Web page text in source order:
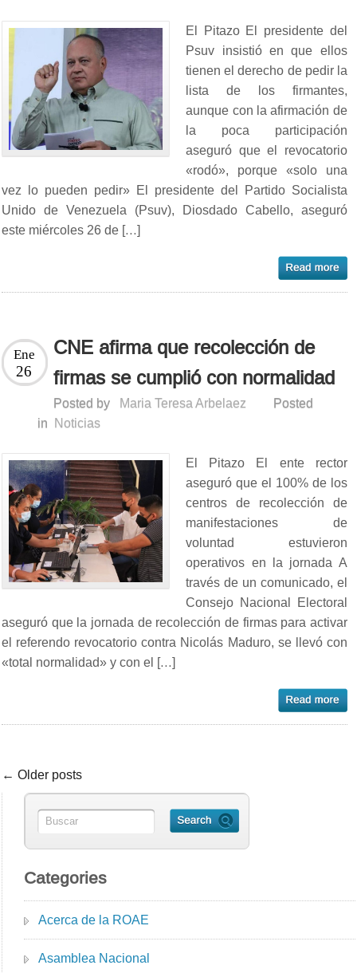
El Pitazo El presidente del
Psuv insistió en que ellos
tienen el derecho de pedir la
lista de los firmantes,
aunque con la afirmación de
la poca participación
aseguró que el revocatorio
«rodó», porque «solo una
vez lo pueden pedir» El presidente del Partido Socialista
Unido de Venezuela (Psuv), Diosdado Cabello, aseguró
este miércoles 26 de […]
CNE afirma que recolección de
firmas se cumplió con normalidad
Ene
26
Posted by Maria Teresa Arbelaez
Posted
in
Noticias
El Pitazo El ente rector
aseguró que el 100% de los
centros de recolección de
manifestaciones de
voluntad estuvieron
operativos en la jornada A
través de un comunicado, el
Consejo Nacional Electoral
aseguró que la jornada de recolección de firmas para activar
el referendo revocatorio contra Nicolás Maduro, se llevó con
«total normalidad» y con el […]
← Older posts
Categories
Acerca de la ROAE
Asamblea Nacional